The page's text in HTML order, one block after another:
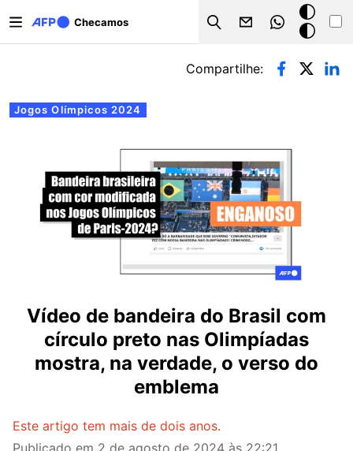
Checamos
Search
Modo
escuro
Abas primárias
Jogos Olímpicos 2024
Compartilhe:
Vídeo de bandeira do Brasil com
círculo preto nas Olimpíadas
mostra, na verdade, o verso do
emblema
Este artigo tem mais de dois anos.
Publicado em 2 de agosto de 2024 às 22:21